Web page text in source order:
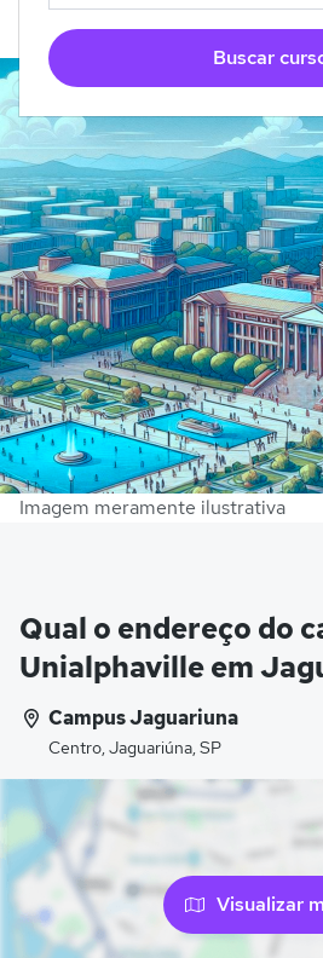
Buscar
Imagem meramente ilustrativa
Qual o endereço do
Unialphaville em
Campus Jaguariuna
Centro, Jaguariúna, SP
Visualizar